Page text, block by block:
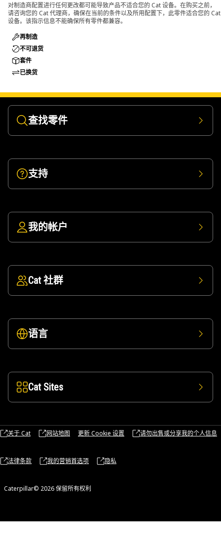
对制造商配置进行任何更改都可能导致产品不适合您的 Cat 设备。在购买之前，
请咨询您的 Cat 代理商，确保在当前的条件以及所用配置下，此零件适合您的 Cat
设备。该指示信息不能确保所有零件都兼容。
再制造
不可退货
套件
已换货
查找零件
支持
我的帐户
Cat 社群
语言
Cat Sites
关于 Cat 网站地图 更新 Cookie 设置 请勿出售或分享我的个人信息
法律条款 我的营销首选项 隐私
Caterpillar© 2026 保留所有权利